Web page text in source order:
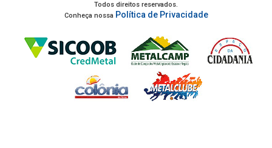
Todos direitos reservados.
Conheça nossa Política de Privacidade